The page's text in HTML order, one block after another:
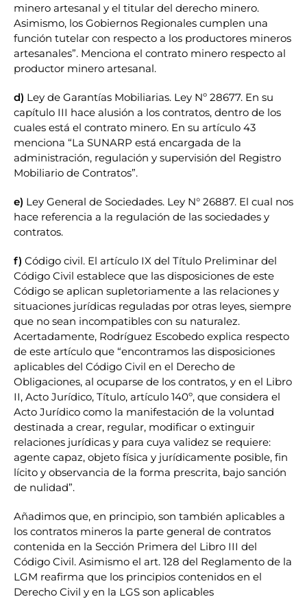
minero artesanal y el titular del derecho minero.
Asimismo, los Gobiernos Regionales cumplen una
función tutelar con respecto a los productores mineros
artesanales”. Menciona el contrato minero respecto al
productor minero artesanal.
d) Ley de Garantías Mobiliarias. Ley Nº 28677. En su
capítulo III hace alusión a los contratos, dentro de los
cuales está el contrato minero. En su artículo 43
menciona “La SUNARP está encargada de la
administración, regulación y supervisión del Registro
Mobiliario de Contratos”.
e) Ley General de Sociedades. Ley N° 26887. El cual nos
hace referencia a la regulación de las sociedades y
contratos.
f) Código civil. El artículo IX del Título Preliminar del
Código Civil establece que las disposiciones de este
Código se aplican supletoriamente a las relaciones y
situaciones jurídicas reguladas por otras leyes, siempre
que no sean incompatibles con su naturalez.
Acertadamente, Rodríguez Escobedo explica respecto
de este artículo que “encontramos las disposiciones
aplicables del Código Civil en el Derecho de
Obligaciones, al ocuparse de los contratos, y en el Libro
II, Acto Jurídico, Título, artículo 140º, que considera el
Acto Jurídico como la manifestación de la voluntad
destinada a crear, regular, modificar o extinguir
relaciones jurídicas y para cuya validez se requiere:
agente capaz, objeto física y jurídicamente posible, fin
lícito y observancia de la forma prescrita, bajo sanción
de nulidad”.
Añadimos que, en principio, son también aplicables a
los contratos mineros la parte general de contratos
contenida en la Sección Primera del Libro III del
Código Civil. Asimismo el art. 128 del Reglamento de la
LGM reafirma que los principios contenidos en el
Derecho Civil y en la LGS son aplicables